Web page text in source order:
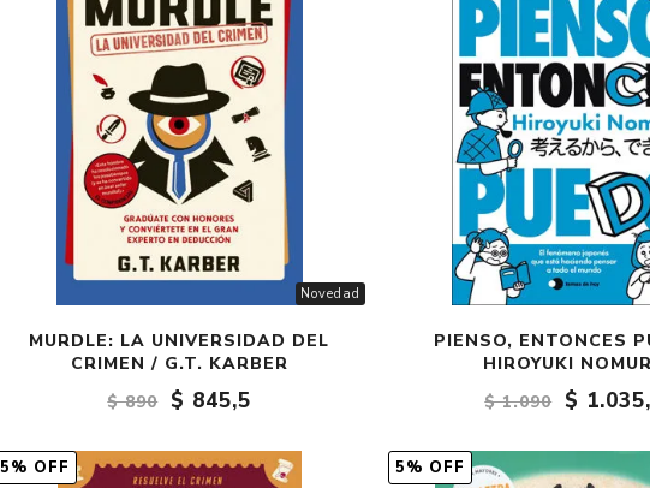
Fantasía oscura
Gore
Ver todo
Novedad
MURDLE: LA UNIVERSIDAD DEL
CRIMEN / G.T. KARBER
$ 890
$ 845,5
PIENSO, ENTONCES
HIROYUKI
$ 1.090
$
5% OFF 5% OFF